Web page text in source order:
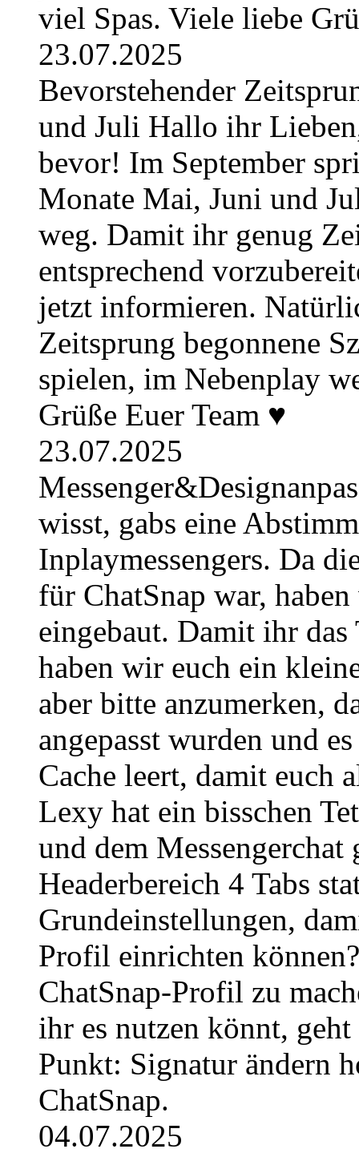
viel Spas. Viele liebe
23.07.2025
Bevorstehender
und Juli Hallo ihr
bevor! Im September
Monate Mai, Juni und
weg. Damit ihr genug
entsprechend
jetzt informieren.
Zeitsprung begonnene
spielen, im Nebenplay
Grüße Euer Team ♥
23.07.2025
wisst, gabs eine
Inplaymessengers. Da
für ChatSnap war,
eingebaut. Damit ihr
haben wir euch ein
aber bitte anzumerken,
angepasst wurden und
Cache leert, damit euch
Lexy hat ein bisschen
und dem
Headerbereich 4 Tabs
Grundeinstellungen,
Profil einrichten
ChatSnap-Profil zu
ihr es nutzen könnt,
Punkt: Signatur ändern
ChatSnap.
04.07.2025